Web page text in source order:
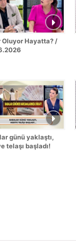
Oluyor Hayatta? /
günü yaklaştı,
telaşı başladı!